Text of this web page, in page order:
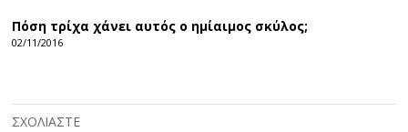
Πόση τρίχα χάνει αυτός ο ημίαιμος σκύλος;
02/11/2016
ΣΧΟΛΙΑΣΤΕ